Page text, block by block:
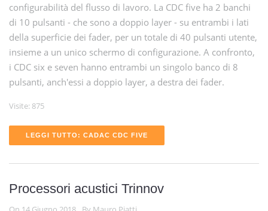
configurabilità del flusso di lavoro. La CDC five ha 2 banchi
di 10 pulsanti - che sono a doppio layer - su entrambi i lati
della superficie dei fader, per un totale di 40 pulsanti utente,
insieme a un unico schermo di configurazione. A confronto,
i CDC six e seven hanno entrambi un singolo banco di 8
pulsanti, anch'essi a doppio layer, a destra dei fader.
Visite: 875
LEGGI TUTTO: CADAC CDC FIVE
Processori acustici Trinnov